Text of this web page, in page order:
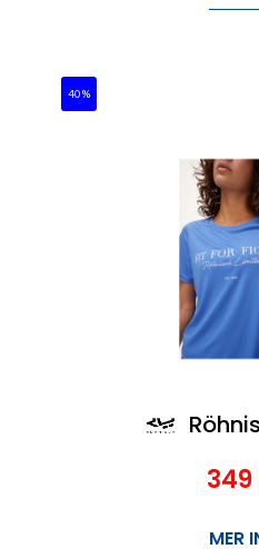
40%
Röhnisch
349
MER